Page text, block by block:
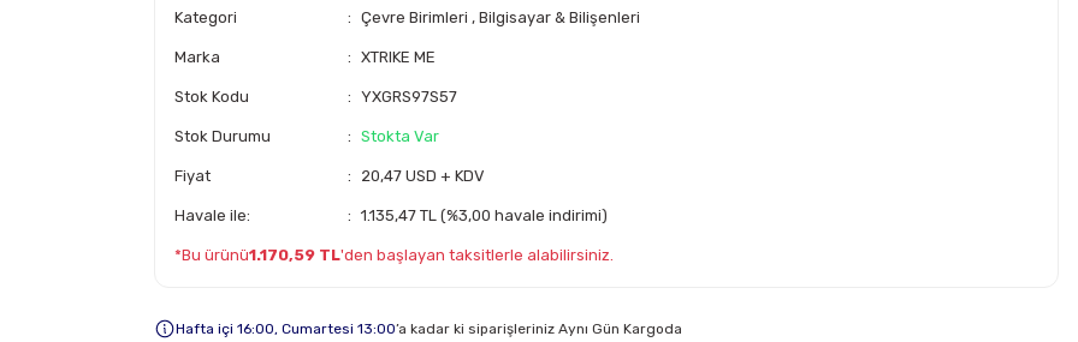
Kategori Çevre Birimleri , Bilgisayar & Bilişenleri
Marka XTRIKE ME
Stok Kodu YXGRS97S57
Stok Durumu Stokta Var
Fiyat 20,47 USD + KDV
Havale ile: 1.135,47 TL (%3,00 havale indirimi)
*Bu ürünü1.170,59 TL'den başlayan taksitlerle alabilirsiniz.
Hafta içi 16:00, Cumartesi 13:00’a kadar ki siparişleriniz Aynı Gün Kargoda